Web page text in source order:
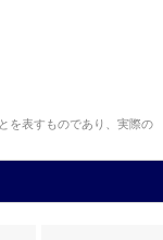
を表すものであり、実際の